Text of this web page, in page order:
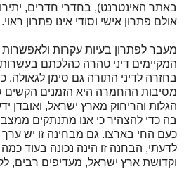
באתר האינטרנט), בחדרי חדרים, יתירו
אולם פתרון אישי וסודי אינו פתרון ראוי.
מעבר לפתרון בעיות עקרות
המקיימים דיני טהרה כהלכתם
בחזרה לדיני התורה גם סימן לגאולה.
מסיבות ההחמרה היא הזמנים הקשים
הגלות והריחוק מארץ ישראל, ואובדן
בה כדי להצהיר כי אנו מתנתקים
כעם החי בארצו. גם מבחינה זו יש ערך
לדעתי, הבחנה זו הינה נכונה בעוד
וקדושת ארץ ישראל, מעדיפים רבים,